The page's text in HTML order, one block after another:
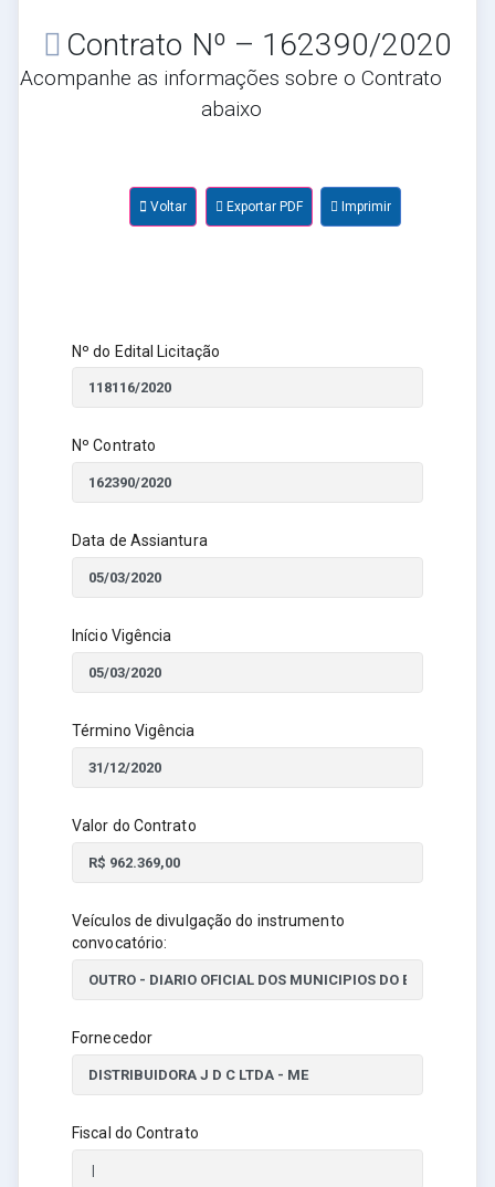
Contrato Nº – 162390/2020
Acompanhe as informações sobre o Contrato
abaixo
Voltar Exportar PDF Imprimir
Nº do Edital Licitação
Nº Contrato
Data de Assiantura
Início Vigência
Término Vigência
Valor do Contrato
Veículos de divulgação do instrumento
convocatório:
Fornecedor
Fiscal do Contrato